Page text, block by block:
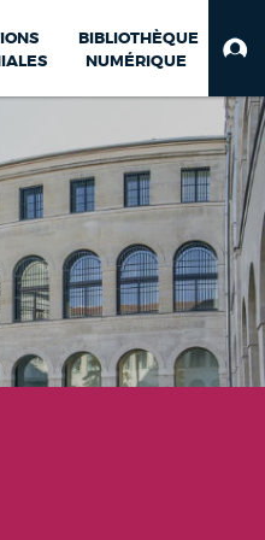
BIBLIOTHÈQUE
NUMÉRIQUE